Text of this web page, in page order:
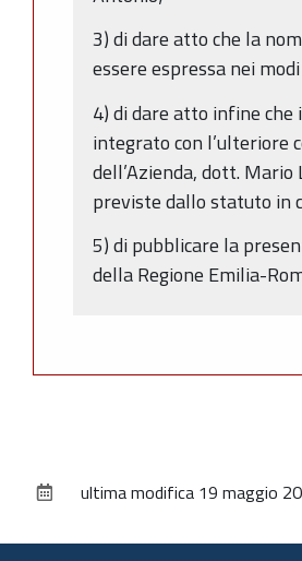
3) di dare atto che la
essere espressa nei
4) di dare atto infine che
integrato con l’ulteriore
dell’Azienda, dott.
previste dallo statuto in
5) di pubblicare la
della Regione Emilia-
documentoultima modifica 19 maggio